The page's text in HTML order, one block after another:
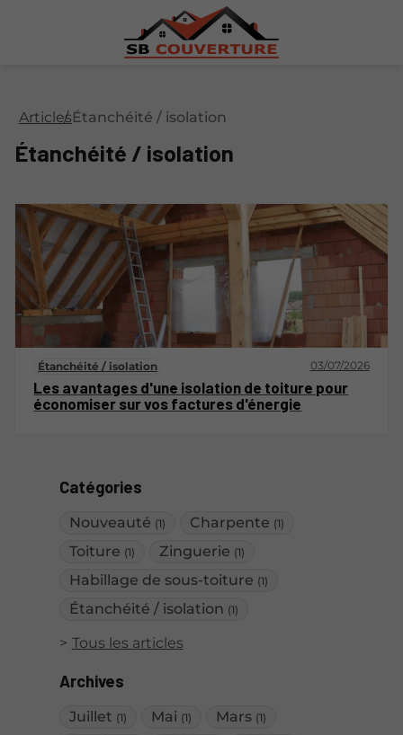
Catégories
Nouveauté (1) Charpente (1)
Toiture (1) Zinguerie (1)
Habillage de sous-toiture (1)
Étanchéité / isolation (1)
Tous les articles
Archives
Juillet (1) Mai (1) Mars (1)
ArticlesÉtanchéité / isolation
Étanchéité / isolation
Étanchéité / isolation 03/07/2026
Les avantages d'une isolation de toiture pour
économiser sur vos factures d'énergie